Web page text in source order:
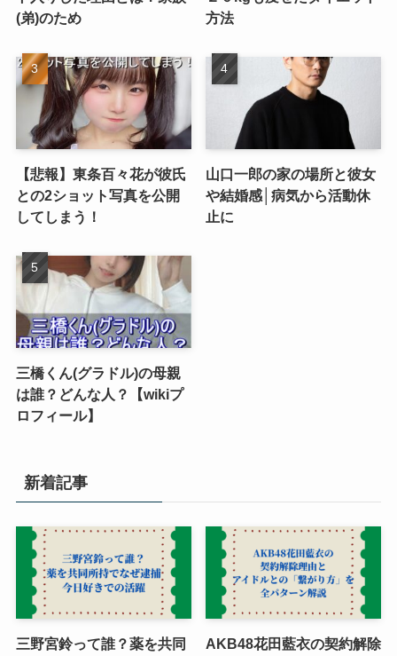
(弟)のため
方法
【悲報】東条百々花が彼氏
との2ショット写真を公開
してしまう！
山口一郎の家の場所と彼女
や結婚感│病気から活動休
止に
三橋くん(グラドル)の母親
は誰？どんな人？【wikiプ
ロフィール】
新着記事
三野宮鈴って誰？薬を共同
AKB48花田藍衣の契約解除